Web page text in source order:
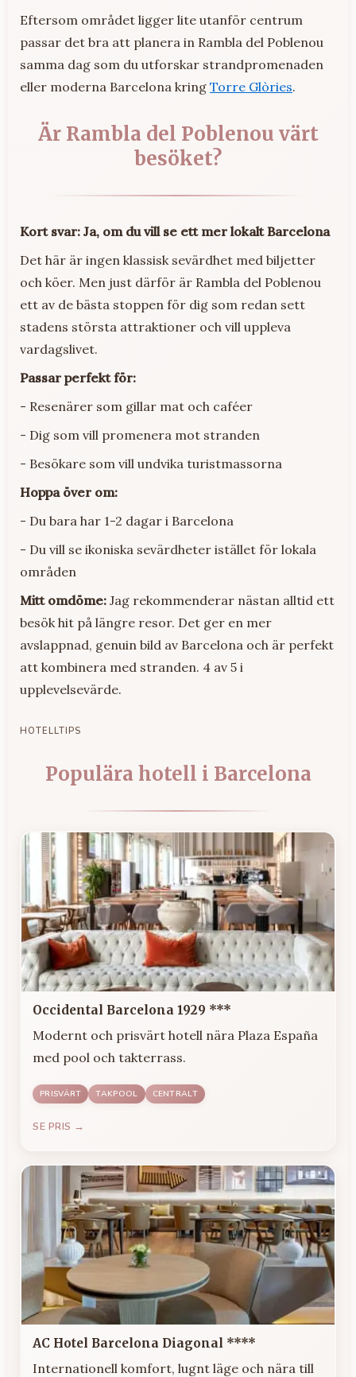
Eftersom området ligger lite utanför centrum
passar det bra att planera in Rambla del Poblenou
samma dag som du utforskar strandpromenaden
eller moderna Barcelona kring Torre Glòries.
Är Rambla del Poblenou värt
besöket?
Kort svar: Ja, om du vill se ett mer lokalt Barcelona
Det här är ingen klassisk sevärdhet med biljetter
och köer. Men just därför är Rambla del Poblenou
ett av de bästa stoppen för dig som redan sett
stadens största attraktioner och vill uppleva
vardagslivet.
Passar perfekt för:
- Resenärer som gillar mat och caféer
- Dig som vill promenera mot stranden
- Besökare som vill undvika turistmassorna
Hoppa över om:
- Du bara har 1-2 dagar i Barcelona
- Du vill se ikoniska sevärdheter istället för lokala
områden
Mitt omdöme: Jag rekommenderar nästan alltid ett
besök hit på längre resor. Det ger en mer
avslappnad, genuin bild av Barcelona och är perfekt
att kombinera med stranden. 4 av 5 i
upplevelsevärde.
HOTELLTIPS
Populära hotell i Barcelona
Occidental Barcelona 1929 ***
Modernt och prisvärt hotell nära Plaza España
med pool och takterrass.
PRISVÄRT TAKPOOL CENTRALT
SE PRIS →
AC Hotel Barcelona Diagonal ****
Internationell komfort, lugnt läge och nära till